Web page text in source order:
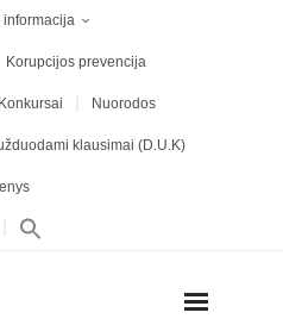
informacija
Korupcijos prevencija
Konkursai Nuorodos
klausimai (D.U.K)